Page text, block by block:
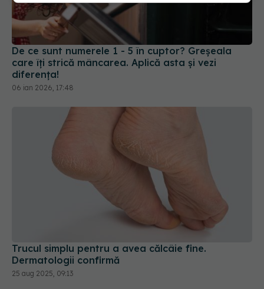
De ce sunt numerele 1 - 5 în cuptor? Greșeala
care îți strică mâncarea. Aplică asta și vezi
diferența!
06 ian 2026, 17:48
Trucul simplu pentru a avea călcâie fine.